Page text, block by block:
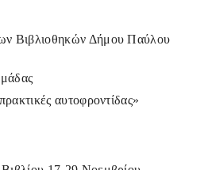
Βιβλιοθηκών Δήμου Παύλου
αυτοφροντίδας»